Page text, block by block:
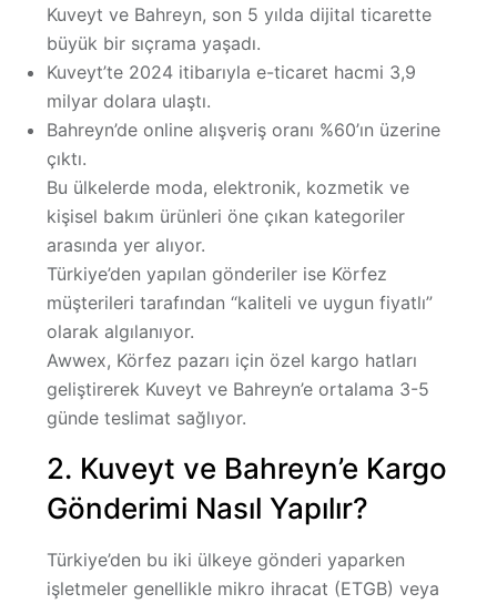
Kuveyt ve Bahreyn, son 5 yılda dijital ticarette
büyük bir sıçrama yaşadı.
Kuveyt’te 2024 itibarıyla e-ticaret hacmi 3,9
milyar dolara ulaştı.
Bahreyn’de online alışveriş oranı %60’ın üzerine
çıktı.
Bu ülkelerde moda, elektronik, kozmetik ve
kişisel bakım ürünleri öne çıkan kategoriler
arasında yer alıyor.
Türkiye’den yapılan gönderiler ise Körfez
müşterileri tarafından “kaliteli ve uygun fiyatlı”
olarak algılanıyor.
Awwex, Körfez pazarı için özel kargo hatları
geliştirerek Kuveyt ve Bahreyn’e ortalama 3-5
günde teslimat sağlıyor.
2. Kuveyt ve Bahreyn’e Kargo
Gönderimi Nasıl Yapılır?
Türkiye’den bu iki ülkeye gönderi yaparken
işletmeler genellikle mikro ihracat (ETGB) veya